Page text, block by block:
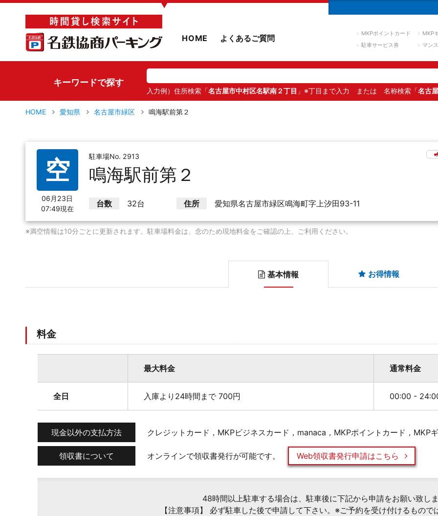
▼
HOME よくあるご質問 MKPポイントカード
MKP
駐車サービス券
マン
キーワードで探す
入力例）住所検索「名古屋市中村区名駅南２丁目 」※丁目まで入力 または 名称検索「名古
HOME 愛知県 名古屋市緑区 鳴海駅前第２
空
06月23日
07:49現在
駐車場No. 2913
鳴海駅前第２
台数 32台 住所 愛知県名古屋市緑区鳴海町字上汐田93-11
※満空情報は10分ごとに更新されます。駐車場料金は、念のため現地料金をご確認の上、ご利用ください。
基本情報 お得情報
料金
最大料金 通常料金
全日 入庫より24時間まで 700円 00:00 -
現金以外の支払方法 クレジットカード，MKPビジネスカード，manaca，MKPポイントカード，MKP
領収書について オンラインで領収書発行が可能です。 Web領収書発行申請はこちら
48時間以上駐車する場合は、駐車後に下記から申請をお願い致し
【注意事項】 必ず駐車した後で申請して下さい。※ご予約を受け付けるもので